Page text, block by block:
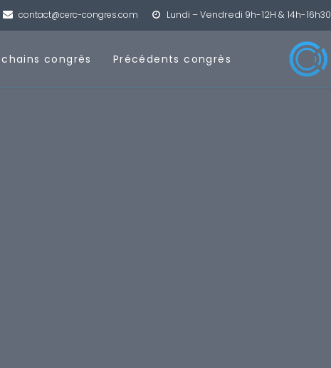
contact@cerc-congres.com Lundi – Vendredi 9h-12H & 14h-16h30
congrès Précédents congrès